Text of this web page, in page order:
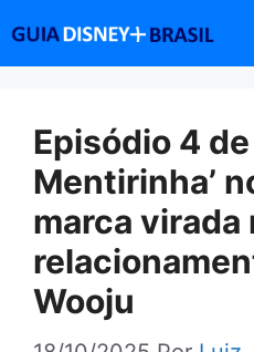
conteúdo
Episódio 4 de
Mentirinha’
marca virada
Wooju